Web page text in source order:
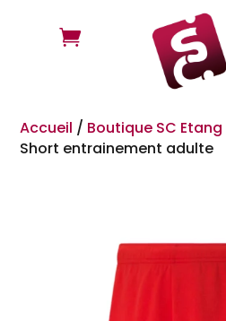

Accueil / Boutique SC Etang
Short entrainement adulte